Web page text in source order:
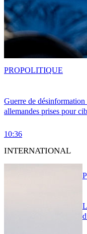
Guerre de
allemandes prises pour
10:36
PROPOLITIQUE
INTERNATIONAL